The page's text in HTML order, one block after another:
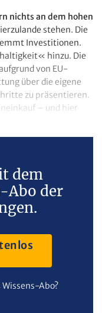
nichts an dem hohen
stehen. Die
Investitionen.
hinzu. Die
von EU-
über die eigene
zu präsentieren.
– und hier
dem
Abo der
Abo?